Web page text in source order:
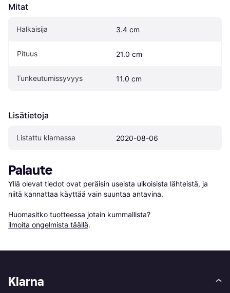
Mitat
Halkaisija 3.4 cm
Pituus 21.0 cm
Tunkeutumissyvyys 11.0 cm
Lisätietoja
Listattu klarnassa 2020-08-06
Palaute
Yllä olevat tiedot ovat peräisin useista ulkoisista lähteistä, ja
niitä kannattaa käyttää vain suuntaa antavina.
Huomasitko tuotteessa jotain kummallista?
ilmoita ongelmista täällä.
Klarna